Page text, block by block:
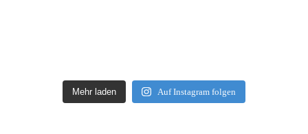
Mehr laden Auf Instagram folgen